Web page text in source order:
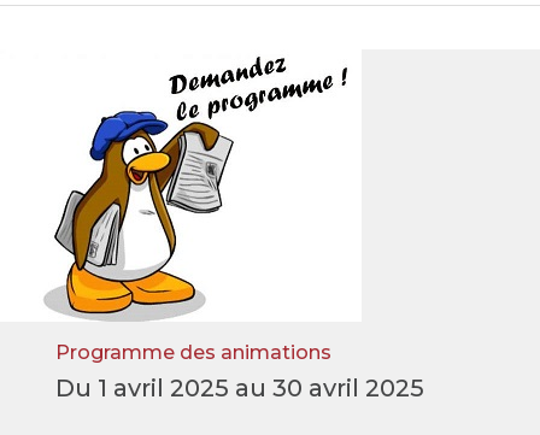
Programme des animations
Du 1 avril 2025 au 30 avril 2025